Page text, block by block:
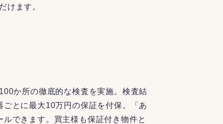
けます。
か所の徹底的な検査を実施。検査結
とに最大10万円の保証を付保。「あ
できます。買主様も保証付き物件と